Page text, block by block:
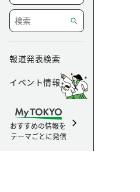
報道発表検索
イベント情報
おすすめの情報を
テーマごとに発信